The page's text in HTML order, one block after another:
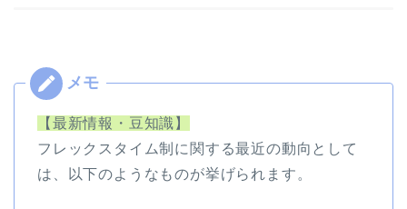
【最新情報・豆知識】
フレックスタイム制に関する最近の動向として
は、以下のようなものが挙げられます。